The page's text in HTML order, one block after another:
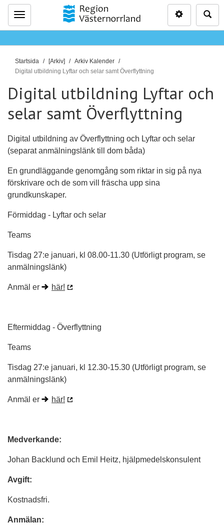
Meny
D
u
ä
r
h
ä
r
:
Startsida [Arkiv]
Arkiv Kalender
Digital utbildning Lyftar och selar samt Överflyttning
Digital utbildning Lyftar och
selar samt Överflyttning
Digital utbildning av Överflyttning och Lyftar och selar
(separat anmälningslänk till dom båda)
En grundläggande genomgång som riktar in sig på nya
förskrivare och de som vill fräscha upp sina
grundkunskaper.
Förmiddag - Lyftar och selar
Teams
Tisdag 27:e januari, kl 08.00-11.30 (Utförligt program, se
anmälningslänk)
Anmäl er här!
Eftermiddag - Överflyttning
Teams
Tisdag 27:e januari, kl 12.30-15.30 (Utförligt program, se
anmälningslänk)
Anmäl er här!
Medverkande:
Johan Backlund och Emil Heitz, hjälpmedelskonsulent
Avgift:
Kostnadsfri.
Anmälan: